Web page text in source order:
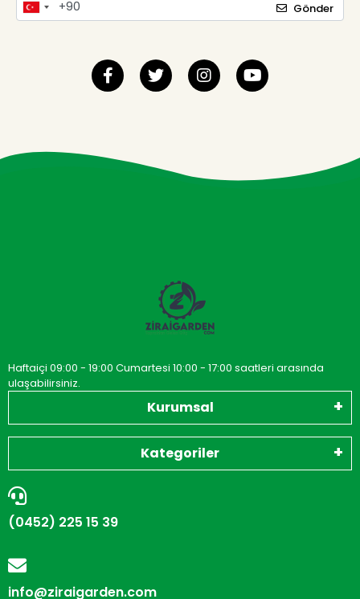
Gönder
Haftaiçi 09:00 - 19:00 Cumartesi 10:00 - 17:00 saatleri arasında
ulaşabilirsiniz.
Kurumsal
Kategoriler
(0452) 225 15 39
info@ziraigarden.com